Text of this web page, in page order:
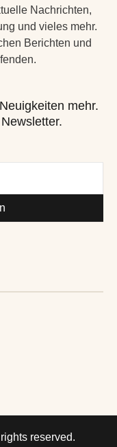
Nachrichten,
und vieles mehr.
Berichten und
mehr.
reserved.